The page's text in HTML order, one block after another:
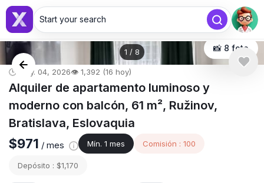
Start your search
1 / 8 📸 8 foto
🕒 may. 04, 2026👁️ 1,392 (16 hoy)
Alquiler de apartamento luminoso y
moderno con balcón, 61 m², Ružinov,
Bratislava, Eslovaquia
$971 / mes Mín. 1 mes Comisión : 100
Depósito : $1,170